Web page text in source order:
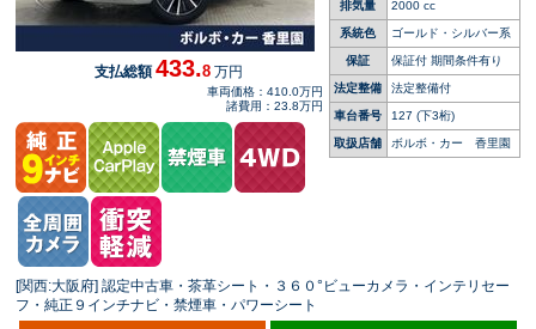
排気量 2000 cc
系統色 ゴールド・シルバー系
保証 保証付 期間条件有り
法定整備 法定整備付
車台番号 127 (下3桁)
取扱店舗 ボルボ・カー 香里園
支払総額433.8 万円
車両価格：410.0万円
諸費用：23.8万円
[関西:大阪府] 認定中古車・茶革シート・３６０°ビューカメラ・インテリセー
フ・純正９インチナビ・禁煙車・パワーシート